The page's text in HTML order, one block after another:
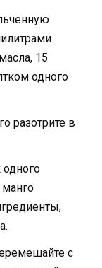
15
одного
разотрите в
с